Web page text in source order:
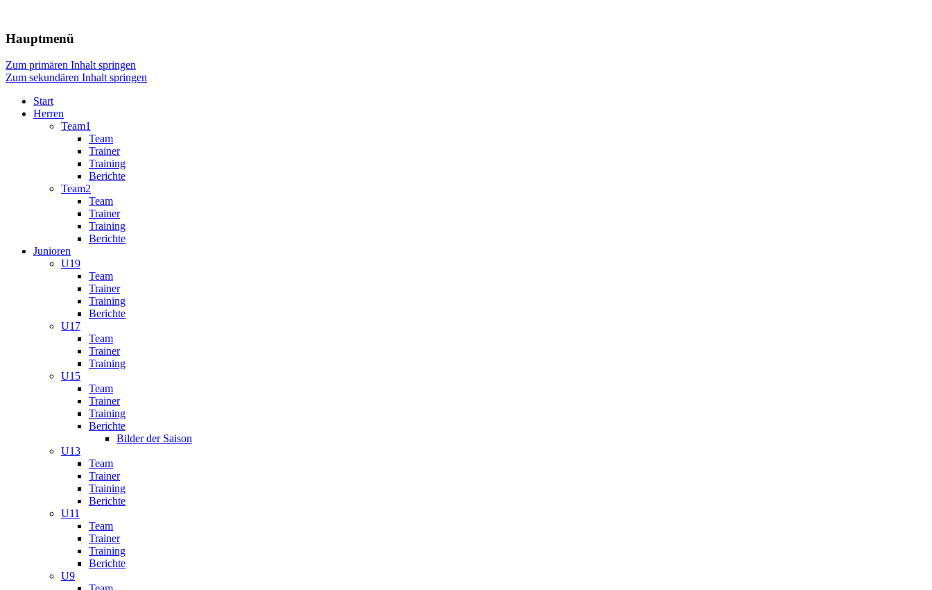
TSV Frommern-Dürrwangen Fussball
Hauptmenü
Zum primären Inhalt springen
Zum sekundären Inhalt springen
Start
Herren
Team1
Team
Trainer
Training
Berichte
Team2
Team
Trainer
Training
Berichte
Junioren
U19
Team
Trainer
Training
Berichte
U17
Team
Trainer
Training
U15
Team
Trainer
Training
Berichte
Bilder der Saison
U13
Team
Trainer
Training
Berichte
U11
Team
Trainer
Training
Berichte
U9